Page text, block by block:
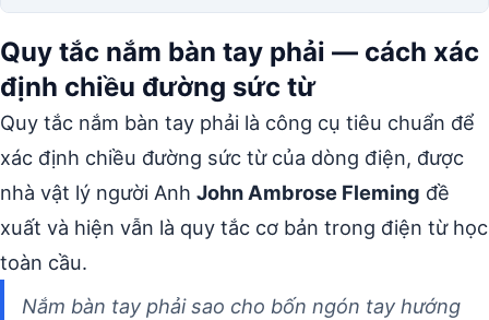
Quy tắc nắm bàn tay phải — cách xác
định chiều đường sức từ
Quy tắc nắm bàn tay phải là công cụ tiêu chuẩn để
xác định chiều đường sức từ của dòng điện, được
nhà vật lý người Anh John Ambrose Fleming đề
xuất và hiện vẫn là quy tắc cơ bản trong điện từ học
toàn cầu.
Nắm bàn tay phải sao cho bốn ngón tay hướng